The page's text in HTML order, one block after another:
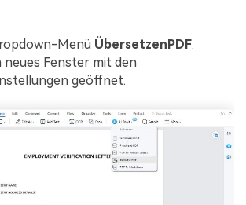
Menü ÜbersetzenPDF.
neues Fenster mit den
geöffnet.